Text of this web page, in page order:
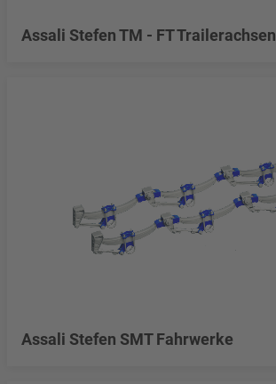
Assali Stefen TM - FT Trailerachsen
Assali Stefen SMT Fahrwerke